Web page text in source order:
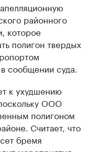
районного
которое
полигон твердых
сообщении суда.
к ухудшению
ООО
полигоном
Считает, что
бремя